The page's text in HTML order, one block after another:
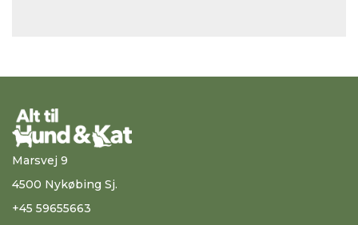
Marsvej 9
4500 Nykøbing Sj.
+45 59655663